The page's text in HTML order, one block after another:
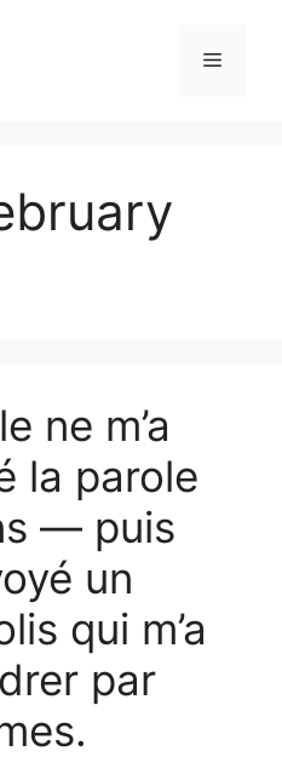
Menu
ne m’a
la parole
— puis
un
qui m’a
par